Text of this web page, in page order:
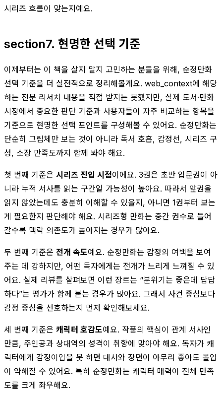
시리즈 흐름이 맞는지예요.
section7. 현명한 선택 기준
이제부터는 이 책을 살지 말지 고민하는 분들을 위해, 순정만화
선택 기준을 더 실전적으로 정리해볼게요. web_context에 해당
하는 전문 리서치 내용을 직접 받지는 못했지만, 실제 도서·만화
시장에서 중요한 판단 기준과 사용자들이 자주 비교하는 항목을
기준으로 현명한 선택 포인트를 구성해볼 수 있어요. 순정만화는
단순히 그림체만 보는 것이 아니라 독서 호흡, 감정선, 시리즈 구
성, 소장 만족도까지 함께 봐야 해요.
첫 번째 기준은 시리즈 진입 시점이에요. 3권은 초반 입문권이 아
니라 누적 서사를 읽는 구간일 가능성이 높아요. 따라서 앞권을
읽지 않았는데도 충분히 이해할 수 있을지, 아니면 1권부터 보는
게 필요한지 판단해야 해요. 시리즈형 만화는 중간 권수로 들어
갈수록 맥락 의존도가 높아지는 경우가 많아요.
두 번째 기준은 전개 속도예요. 순정만화는 감정의 여백을 보여
주는 데 강하지만, 어떤 독자에게는 전개가 느리게 느껴질 수 있
어요. 실제 리뷰를 살펴보면 이런 장르는 “분위기는 좋은데 답답
하다”는 평가가 함께 붙는 경우가 많아요. 그래서 사건 중심보다
감정 중심을 선호하는지 먼저 확인해보세요.
세 번째 기준은 캐릭터 호감도예요. 작품의 핵심이 관계 서사인
만큼, 주인공과 상대역의 성격이 취향에 맞아야 해요. 독자가 캐
릭터에게 감정이입을 못 하면 대사와 장면이 아무리 좋아도 몰입
이 약해질 수 있어요. 특히 순정만화는 캐릭터 매력이 전체 만족
도를 크게 좌우해요.